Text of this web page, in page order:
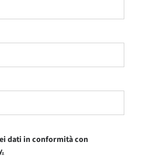
dati in conformità con